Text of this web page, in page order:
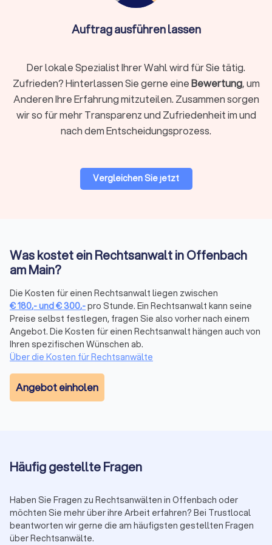
Rechtsgebiet identifizieren
Definieren Sie klar, welches Rechtsgebiet betroffen ist.
Bereiche erfordern jeweils spezialisiertes Wissen. Ein
Fachanwalt hat zusätzliche Qualifikationen und
nachgewiesene Erfahrung in seinem Gebiet.
Regionale oder überregionale Suche
Gerichtstermine vor Ort anstehen. Bei hochspezialisierten
Fragen kann auch ein überregionaler Experte sinnvoll sein, da
Bei Trustlocal finden Sie alle relevanten Bewertungen
gebündelt an einem Ort. Wir sammeln
fassen sie in einem übersichtlichen Trustlocal Score
zusammen. So sehen Sie auf einen Blick, wie andere
Mandanten die Kommunikation, Erfolgsquote und Betreuung
bewerten, ohne verschiedene Websites durchsuchen zu
müssen.
Erstberatung nutzen
Viele Anwälte bieten eine Erstberatung an, um Ihren Fall zu
Kompetenz und das persönliche Auftreten des Anwalts zu
Auf Transparenz und Kommunikation achten
Ein guter Anwalt erklärt verständlich, wie er Ihren Fall
Auftrag ausführen lassen
Der lokale Spezialist Ihrer Wahl wird für Sie tätig.
Zufrieden? Hinterlassen Sie gerne eineBewertung, um
Anderen Ihre Erfahrung mitzuteilen. Zusammen sorgen
wir so für mehr Transparenz und Zufriedenheit im und
nach dem Entscheidungsprozess.
Vergleichen Sie jetzt
Was kostet ein Rechtsanwalt in Offenbach
am Main?
Die Kosten für einen Rechtsanwalt liegen zwischen
€180,-und€300,-pro Stunde. Ein Rechtsanwalt kann seine
Preise selbst festlegen, fragen Sie also vorher nach einem
Angebot. Die Kosten für einen Rechtsanwalt hängen auch von
Ihren spezifischen Wünschen ab.
Über die Kosten für Rechtsanwälte
Angebot einholen
Häufig gestellte Fragen
Haben Sie Fragen zu Rechtsanwälten in Offenbach oder
möchten Sie mehr über ihre Arbeit erfahren? Bei Trustlocal
beantworten wir gerne die am häufigsten gestellten Fragen
über Rechtsanwälte.